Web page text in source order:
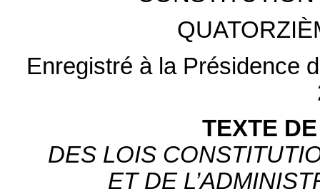
Enregistré à la Présidence
TEXTE
DES LOIS
ET DE